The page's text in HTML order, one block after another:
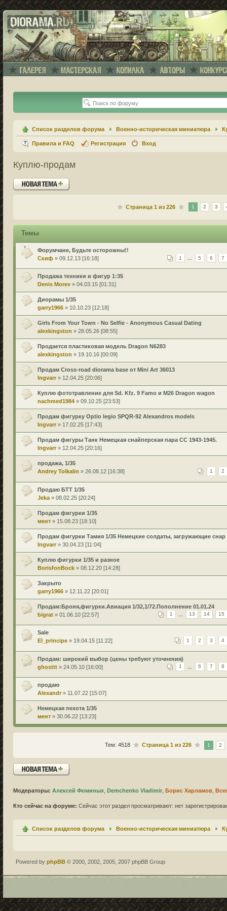
Список разделов форума Военно-историческая миниатюра
Правила и FAQ Регистрация Вход
Куплю-продам
Новая тема
Страница1 из226 1 2 3
Темы
Форумчане, Будьте осторожны!!
1 5 6 7
Скиф » 09.12.13 [16:18]
Продажа техники и фигур 1:35
Denis Morev » 04.03.15 [01:31]
Диорамы 1/35
garry1966 » 10.10.23 [12:18]
Girls From Your Town - No Selfie - Anonymous Casual Dating
alexkingston » 28.05.26 [08:55]
Продается пластиковая модель Dragon N6283
alexkingston » 19.10.16 [00:09]
Продам Cross-road diorama base от Mini Art 36013
Ingvarr » 12.04.25 [20:06]
Куплю фототравление для Sd. Kfz. 9 Famo и M26 Dragon wagon
nachmed1984 » 09.10.25 [23:53]
Продам фигурку Optio legio SPQR-92 Alexandros models
Ingvarr » 17.02.25 [17:43]
Продам фигуры Танк Немецкая снайперская пара СС 1943-1945.
Ingvarr» 12.04.25 [20:16]
продажа, 1/35
1 2
Andrey Tolkalin » 26.08.12 [16:38]
Продаю БТТ 1/35
Jeka » 08.02.25 [20:24]
Продам фигурки 1/35
мент » 15.08.23 [18:10]
Продам фигурки Тамия 1/35 Немецкие солдаты, загружающие снар
Ingvarr» 30.04.23 [11:04]
Куплю фигурки 1/35 и разное
BorisfonBock » 08.12.20 [14:28]
Закрыто
garry1966 » 12.11.22 [20:01]
Продам:Броня,фигурки.Авиация 1/32,1/72.Пополнение 01.01.24
1 13 14 15
bigrat » 01.06.10 [22:57]
Sale
1 2 3 4
El_principe » 19.04.15 [11:22]
Продам: широкий выбор (цены требуют уточнения)
1 6 7 8
ghosttt » 24.05.10 [16:00]
продаю
Alexandr» 11.07.22 [15:07]
Немецкая пехота 1/35
мент » 30.06.22 [13:23]
Тем: 4518 Страница 1из 226 1 2
Новая тема
Модераторы: Алексей Фоминых Demchenko Vladimir Борис Харламов
Кто сейчас на форуме: Сейчас этот раздел просматривают: нет
Список разделов форума Военно-историческая миниатюра
Powered by phpBB © 2000, 2002, 2005, 2007 phpBB Group